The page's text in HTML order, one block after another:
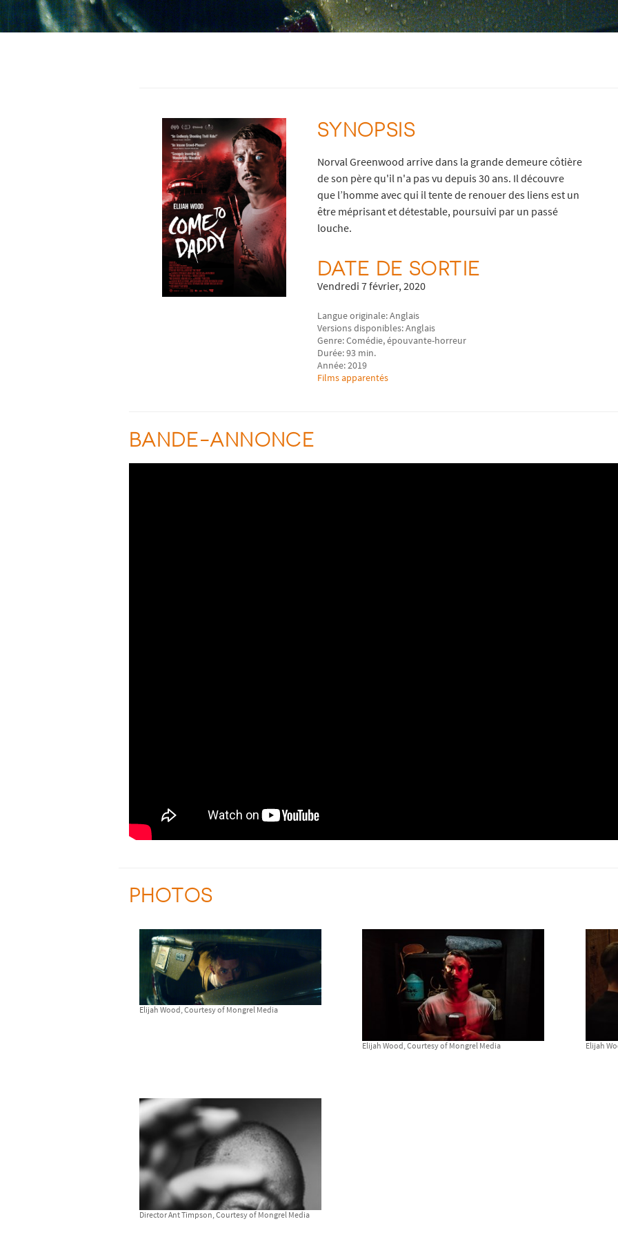
SYNOPSIS
Norval Greenwood arrive dans la grande demeure côtière
de son père qu'il n'a pas vu depuis 30 ans. Il découvre
que l’homme avec qui il tente de renouer des liens est un
être méprisant et détestable, poursuivi par un passé
louche.
DATE DE SORTIE
Vendredi 7 février, 2020
Langue originale: Anglais
Versions disponibles: Anglais
Genre: Comédie, épouvante-horreur
Durée: 93 min.
Année: 2019
Films apparentés
BANDE-ANNONCE
PHOTOS
Elijah Wood, Courtesy of Mongrel Media
Elijah Wood, Courtesy of Mongrel Media Elijah
Director Ant Timpson, Courtesy of Mongrel Media